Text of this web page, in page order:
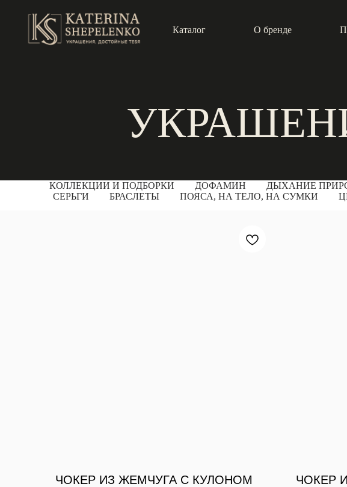
Каталог О бренде
КОЛЛЕКЦИИ И ПОДБОРКИ ДОФАМИН ДЫХАНИЕ
СЕРЬГИ
БРАСЛЕТЫ ПОЯСА, НА ТЕЛО, НА СУМКИ
ЧОКЕР ИЗ ЖЕМЧУГА С КУЛОНОМ
ЧОКЕР